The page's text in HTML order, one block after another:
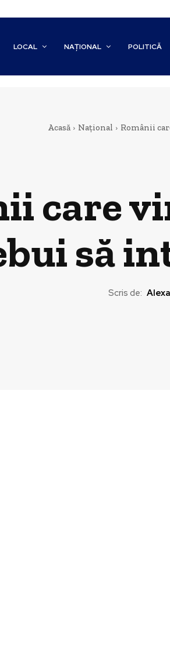
LOCAL NAȚIONAL POLITICĂ
Acasă Național Românii
care
să
Scris de: